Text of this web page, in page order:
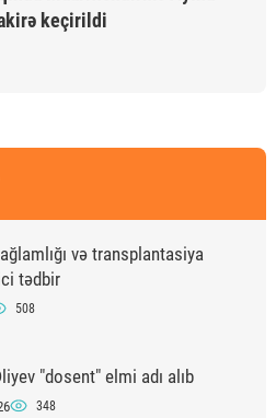
keçirildi
və transplantasiya
tədbir
508
"dosent" elmi adı alıb
348